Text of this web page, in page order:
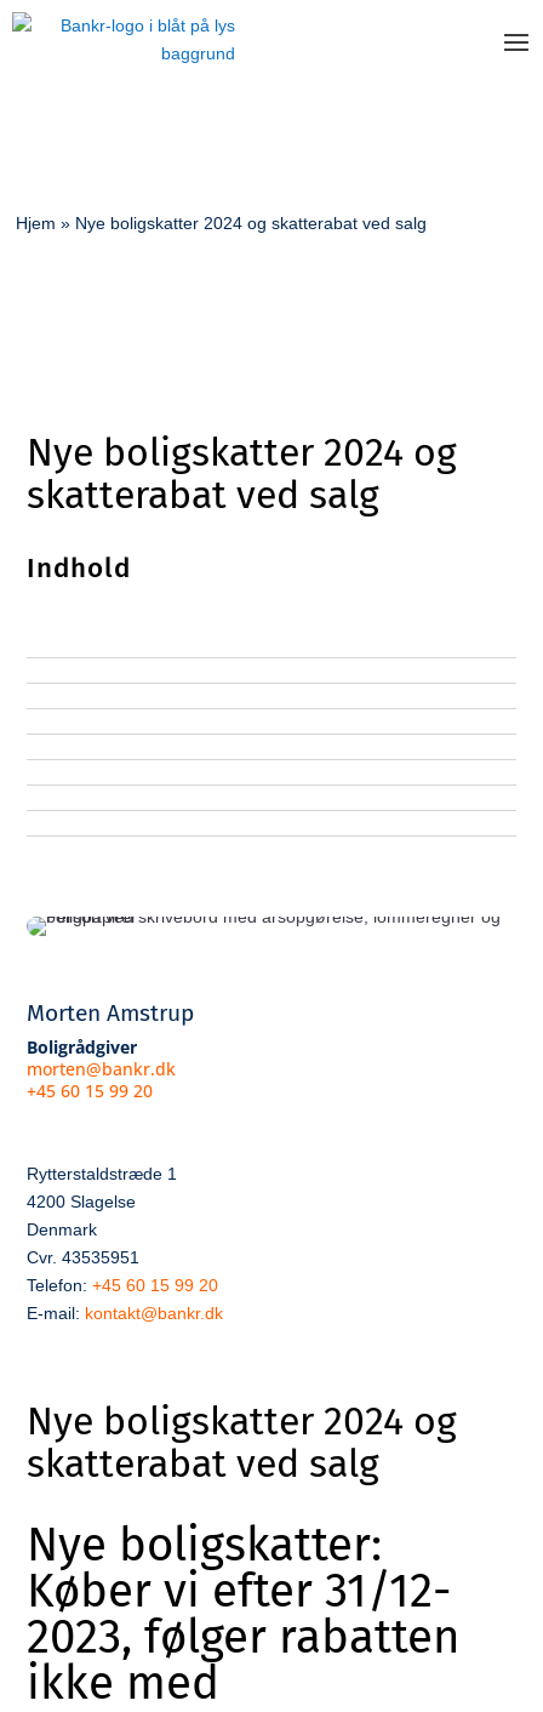
Hjem » Nye boligskatter 2024 og skatterabat ved salg
Nye boligskatter 2024 og
skatterabat ved salg
Indhold
Morten Amstrup
Boligrådgiver
morten@bankr.dk
+45 60 15 99 20
Rytterstaldstræde 1
4200 Slagelse
Denmark
Cvr. 43535951
Telefon:+45 60 15 99 20
E-mail: kontakt@bankr.dk
Nye boligskatter 2024 og
skatterabat ved salg
Nye boligskatter:
Køber vi efter 31/12-
2023, følger rabatten
ikke med